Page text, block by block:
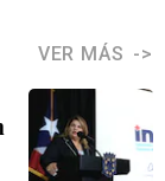
VER MÁS